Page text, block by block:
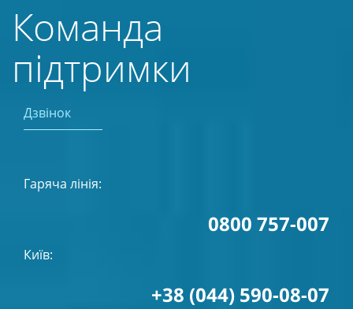
Команда
підтримки
Дзвінок
Гаряча лінія:
0800 757-007
Київ:
+38 (044) 590-08-07